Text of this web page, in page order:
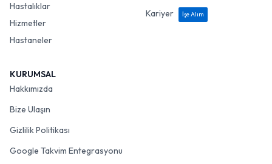
Hastalıklar
Hizmetler
Hastaneler
Kariyer
İşe Alım
KURUMSAL
Hakkımızda
Bize Ulaşın
Gizlilik Politikası
Google Takvim Entegrasyonu